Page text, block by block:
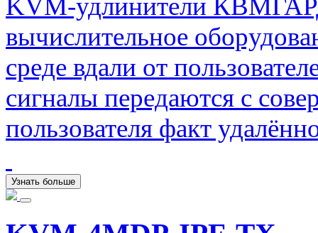
KVM-удлинители
вычислительное
среде вдали от
сигналы передаются с
пользователя факт
Узнать больше